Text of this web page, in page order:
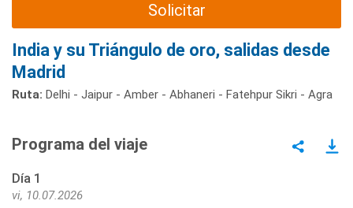
Solicitar
India y su Triángulo de oro, salidas desde
Madrid
Ruta: Delhi - Jaipur - Amber - Abhaneri - Fatehpur Sikri - Agra
Programa del viaje
Día 1
vi, 10.07.2026